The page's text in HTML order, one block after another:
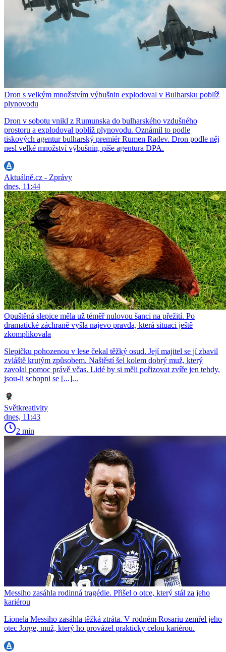
Dron s velkým množstvím výbušnin explodoval v Bulharsku poblíž
plynovodu
Dron v sobotu vnikl z Rumunska do bulharského vzdušného
prostoru a explodoval poblíž plynovodu. Oznámil to podle
tiskových agentur bulharský premiér Rumen Radev. Dron podle něj
nesl velké množství výbušnin, píše agentura DPA.
Aktuálně.cz - Zprávy
dnes, 11:44
Opuštěná slepice měla už téměř nulovou šanci na přežití. Po
dramatické záchraně vyšla najevo pravda, která situaci ještě
zkomplikovala
Slepičku pohozenou v lese čekal těžký osud. Její majitel se jí zbavil
zvláště krutým způsobem. Naštěstí šel kolem dobrý muž, který
zavolal pomoc právě včas. Lidé by si měli pořizovat zvíře jen tehdy,
jsou-li schopni se [...]...
Světkreativity
dnes, 11:43
2 min
Messiho zasáhla rodinná tragédie. Přišel o otce, který stál za jeho
kariérou
Lionela Messiho zasáhla těžká ztráta. V rodném Rosariu zemřel jeho
otec Jorge, muž, který ho provázel prakticky celou kariérou.